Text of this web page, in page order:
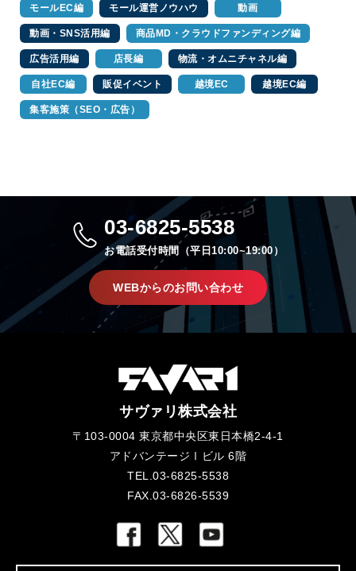
モールEC編 モール運営ノウハウ 動画
動画・SNS活用編 商品MD・クラウドファンディング編
広告活用編 店長編 物流・オムニチャネル編
自社EC編 販促イベント 越境EC 越境EC編
集客施策（SEO・広告）
03-6825-5538
お電話受付時間（平日10:00~19:00）
WEBからのお問い合わせ
サヴァリ株式会社
〒103-0004 東京都中央区東日本橋2-4-1
アドバンテージⅠビル 6階
TEL.03-6825-5538
FAX.03-6826-5539